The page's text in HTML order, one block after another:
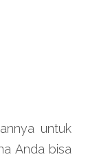
untuk
Anda bisa